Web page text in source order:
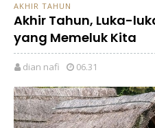
AKHIR TAHUN
Akhir Tahun, Luka-
yang Memeluk Kita
dian nafi 06.31